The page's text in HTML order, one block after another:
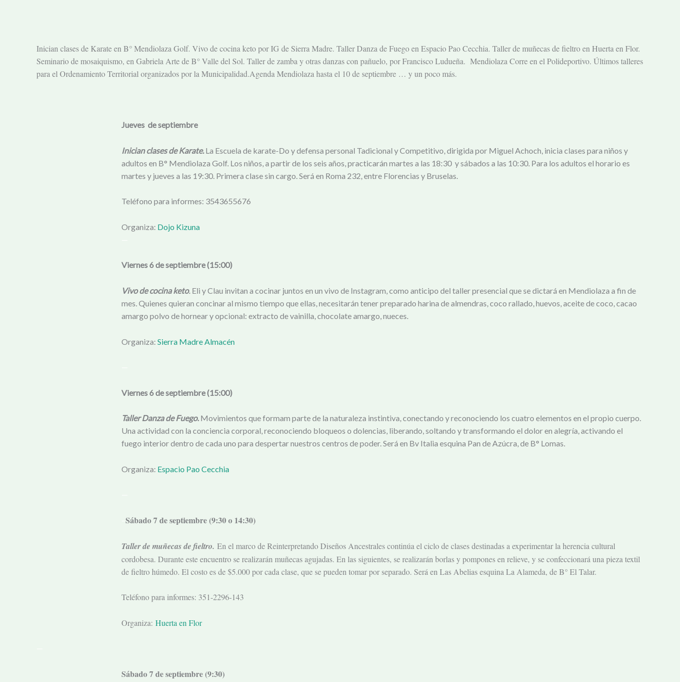
Inician clases de Karate en B° Mendiolaza Golf. Vivo de cocina keto por IG de Sierra Madre. Taller Danza de Fuego en Espacio Pao Cecchia. Taller de muñecas de fieltro en Huerta en Flor.
Seminario de mosaiquismo, en Gabriela Arte de B° Valle del Sol. Taller de zamba y otras danzas con pañuelo, por Francisco Ludueña. Mendiolaza Corre en el Polideportivo. Últimos talleres
para el Ordenamiento Territorial organizados por la Municipalidad.Agenda Mendiolaza hasta el 10 de septiembre … y un poco más.
Jueves de septiembre
Inician clases de Karate. La Escuela de karate-Do y defensa personal Tadicional y Competitivo, dirigida por Miguel Achoch, inicia clases para niños y
adultos en B° Mendiolaza Golf. Los niños, a partir de los seis años, practicarán martes a las 18:30 y sábados a las 10:30. Para los adultos el horario es
martes y jueves a las 19:30. Primera clase sin cargo. Será en Roma 232, entre Florencias y Bruselas.
Teléfono para informes: 3543655676
Organiza: Dojo Kizuna
Viernes 6 de septiembre (15:00)
Vivo de cocina keto. Eli y Clau invitan a cocinar juntos en un vivo de Instagram, como anticipo del taller presencial que se dictará en Mendiolaza a fin de
mes. Quienes quieran concinar al mismo tiempo que ellas, necesitarán tener preparado harina de almendras, coco rallado, huevos, aceite de coco, cacao
amargo polvo de hornear y opcional: extracto de vainilla, chocolate amargo, nueces.
Organiza: Sierra Madre Almacén
Viernes 6 de septiembre (15:00)
Taller Danza de Fuego.Movimientos que formam parte de la naturaleza instintiva, conectando y reconociendo los cuatro elementos en el propio cuerpo.
Una actividad con la conciencia corporal, reconociendo bloqueos o dolencias, liberando, soltando y transformando el dolor en alegría, activando el
fuego interior dentro de cada uno para despertar nuestros centros de poder. Será en Bv Italia esquina Pan de Azúcra, de B° Lomas.
Organiza: Espacio Pao Cecchia
Sábado 7 de septiembre (9:30 o 14:30)
Taller de muñecas de fieltro. En el marco de Reinterpretando Diseños Ancestrales continúa el ciclo de clases destinadas a experimentar la herencia cultural
cordobesa. Durante este encuentro se realizarán muñecas agujadas. En las siguientes, se realizarán borlas y pompones en relieve, y se confeccionará una pieza textil
de fieltro húmedo. El costo es de $5.000 por cada clase, que se pueden tomar por separado. Será en Las Abelias esquina La Alameda, de B° El Talar.
Teléfono para informes: 351-2296-143
Organiza: Huerta en Flor
Sábado 7 de septiembre (9:30)